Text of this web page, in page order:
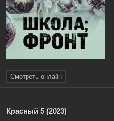
Смотреть онлайн
Красный 5 (2023)